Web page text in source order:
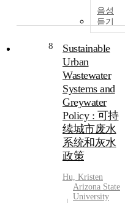
frequently had a
negative impact
type of knowledge
researchers most
often desired but
were unable to
obtain was
“supplemental”
knowledge that
was not archived
with the data and
may never have
been collected.
While researchers
lacked knowledge
음성
듣기
8
Sustainable
Urban
Wastewater
Systems and
Greywater
Policy : 可持
续城市废水
系统和灰水
政策
Hu, Kristen
Arizona State
University